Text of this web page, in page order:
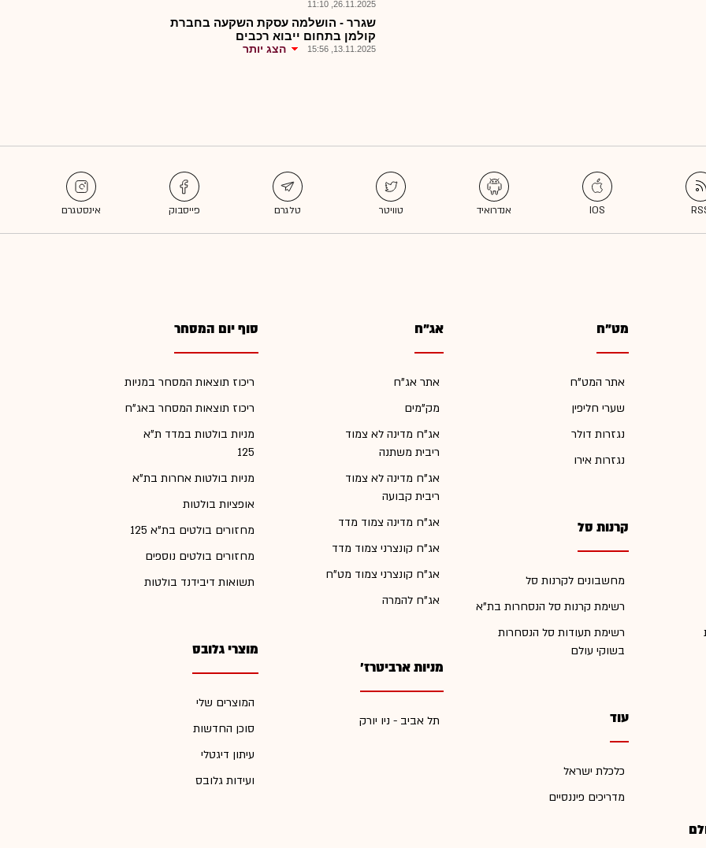
26.11.2025, 11:10
שגרר - הושלמה עסקת השקעה בחברת
קולמן בתחום ייבוא רכבים
13.11.2025, 15:56 הצג יותר
מט"ח
אתר המט"ח
שערי חליפין
נגזרות דולר
נגזרות אירו
קרנות סל
מחשבונים לקרנות סל
רשימת קרנות סל הנסחרות בת"א
רשימת תעודות סל הנסחרות
בשוקי עולם
עוד
כלכלת ישראל
מדריכים פיננסיים
אג"ח
אתר אג"ח
מק"מים
אג"ח מדינה לא צמוד
ריבית משתנה
אג"ח מדינה לא צמוד
ריבית קבועה
אג"ח מדינה צמוד מדד
אג"ח קונצרני צמוד מדד
אג"ח קונצרני צמוד מט"ח
אג"ח להמרה
מניות ארביטרז'
תל אביב - ניו יורק
סוף יום המסחר
ריכוז תוצאות המסחר במניות
ריכוז תוצאות המסחר באג"ח
מניות בולטות במדד ת"א
125
מניות בולטות אחרות בת"א
אופציות בולטות
מחזורים בולטים בת"א 125
מחזורים בולטים נוספים
תשואות דיבידנד בולטות
מוצרי גלובס
המוצרים שלי
סוכן החדשות
עיתון דיגטלי
ועידות גלובס